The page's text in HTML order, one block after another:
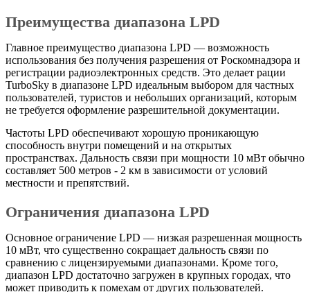
Преимущества диапазона LPD
Главное преимущество диапазона LPD — возможность
использования без получения разрешения от Роскомнадзора и
регистрации радиоэлектронных средств. Это делает рации
TurboSky в диапазоне LPD идеальным выбором для частных
пользователей, туристов и небольших организаций, которым
не требуется оформление разрешительной документации.
Частоты LPD обеспечивают хорошую проникающую
способность внутри помещений и на открытых
пространствах. Дальность связи при мощности 10 мВт обычно
составляет 500 метров - 2 км в зависимости от условий
местности и препятствий.
Ограничения диапазона LPD
Основное ограничение LPD — низкая разрешенная мощность
10 мВт, что существенно сокращает дальность связи по
сравнению с лицензируемыми диапазонами. Кроме того,
диапазон LPD достаточно загружен в крупных городах, что
может приводить к помехам от других пользователей.